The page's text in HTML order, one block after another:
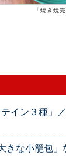
「焼き焼売
テイン３種」
きな小籠包